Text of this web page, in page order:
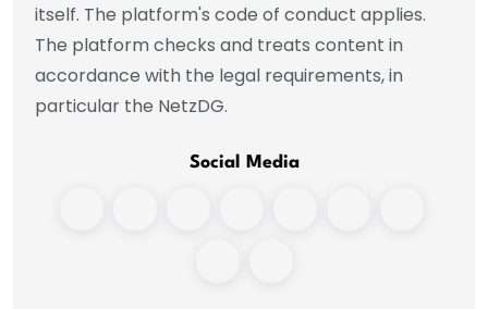
itself. The platform's code of conduct applies.
The platform checks and treats content in
accordance with the legal requirements, in
particular the NetzDG.
Social Media